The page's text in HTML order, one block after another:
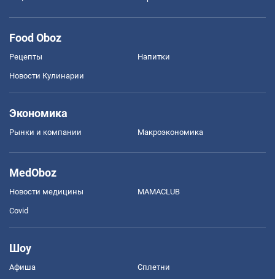
Food Oboz
Рецепты Напитки
Новости Кулинарии
Экономика
Рынки и компании Mакроэкономика
MedOboz
Новости медицины MAMACLUB
Covid
Шоу
Афиша Сплетни